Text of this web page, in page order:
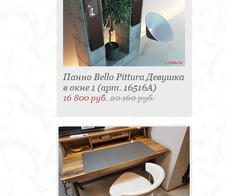
Панно Bello Pittura Девушка
в окне 1 (арт. 16516A)
16 800 руб.20 160 руб.